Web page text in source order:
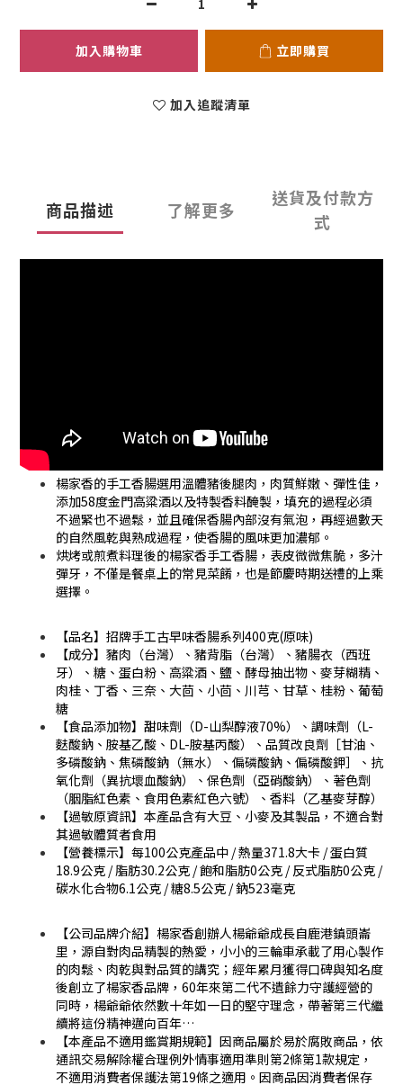
加入購物車 立即購買
加入追蹤清單
商品描述 了解更多
送貨及付款方
式
楊家香的手工香腸選用溫體豬後腿肉，肉質鮮嫩、彈性佳，
添加58度金門高粱酒以及特製香料醃製，填充的過程必須
不過緊也不過鬆，並且確保香腸內部沒有氣泡，再經過數天
的自然風乾與熟成過程，使香腸的風味更加濃郁。
烘烤或煎煮料理後的楊家香手工香腸，表皮微微焦脆，多汁
彈牙，不僅是餐桌上的常見菜餚，也是節慶時期送禮的上乘
選擇。
【品名】招牌手工古早味香腸系列400克(原味)
【成分】豬肉（台灣）、豬背脂（台灣）、豬腸衣（西班
牙）、糖、蛋白粉、高粱酒、鹽、酵母抽出物、麥芽糊精、
肉桂、丁香、三奈、大茴、小茴、川芎、甘草、桂粉、葡萄
糖
【食品添加物】甜味劑（D-山梨醇液70%）、調味劑（L-
麩酸鈉、胺基乙酸、DL-胺基丙酸）、品質改良劑［甘油、
多磷酸鈉、焦磷酸鈉（無水）、偏磷酸鈉、偏磷酸鉀］、抗
氧化劑（異抗壞血酸鈉）、保色劑（亞硝酸鈉）、著色劑
（胭脂紅色素、食用色素紅色六號）、香料（乙基麥芽醇）
【過敏原資訊】本產品含有大豆、小麥及其製品，不適合對
其過敏體質者食用
【營養標示】每100公克產品中 / 熱量371.8大卡 / 蛋白質
18.9公克 / 脂肪30.2公克 / 飽和脂肪0公克 / 反式脂肪0公克 /
碳水化合物6.1公克 / 糖8.5公克 / 鈉523毫克
【公司品牌介紹】楊家香創辦人楊爺爺成長自鹿港鎮頭崙
里，源自對肉品精製的熱愛，小小的三輪車承載了用心製作
的肉鬆、肉乾與對品質的講究；經年累月獲得口碑與知名度
後創立了楊家香品牌，60年來第二代不遺餘力守護經營的
同時，楊爺爺依然數十年如一日的堅守理念，帶著第三代繼
續將這份精神邁向百年…
【本產品不適用鑑賞期規範】因商品屬於易於腐敗商品，依
通訊交易解除權合理例外情事適用準則第2條第1款規定，
不適用消費者保護法第19條之適用。因商品因消費者保存